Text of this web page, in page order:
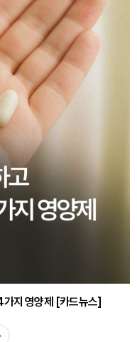
가지 영양제 [카드뉴스]